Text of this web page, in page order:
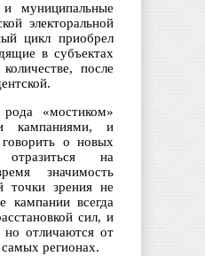
муниципальные
электоральной
цикл приобрел
в субъектах
после
рода «мостиком»
кампаниями, и
о новых
на
значимость
точки зрения не
кампании всегда
сил, и
но отличаются от
регионах.